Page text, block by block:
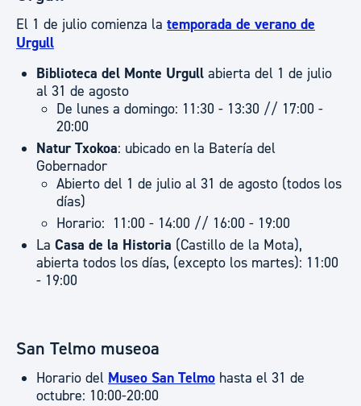
El 1 de julio comienza la temporada de verano de
Urgull
Biblioteca del Monte Urgull abierta del 1 de julio
al 31 de agosto
De lunes a domingo: 11:30 - 13:30 // 17:00 -
20:00
Natur Txokoa: ubicado en la Batería del
Gobernador
Abierto del 1 de julio al 31 de agosto (todos los
días)
Horario: 11:00 - 14:00 // 16:00 - 19:00
La Casa de la Historia (Castillo de la Mota),
abierta todos los días, (excepto los martes): 11:00
- 19:00
San Telmo museoa
Horario del Museo San Telmo hasta el 31 de
octubre: 10:00-20:00